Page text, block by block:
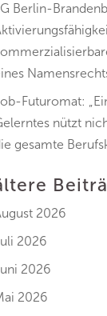
Berlin-
Futuromat:
nützt
gesamte
2026
2026
2026
2026